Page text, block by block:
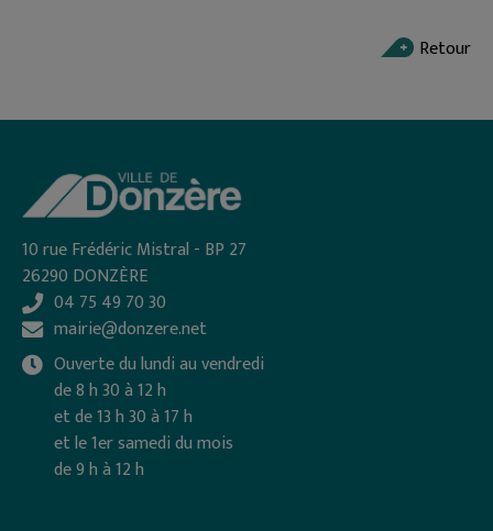
Retour
10 rue Frédéric Mistral - BP 27
26290 DONZÈRE
04 75 49 70 30
mairie@donzere.net
Ouverte du lundi au vendredi
de 8 h 30 à 12 h
et de 13 h 30 à 17 h
et le 1er samedi du mois
de 9 h à 12 h